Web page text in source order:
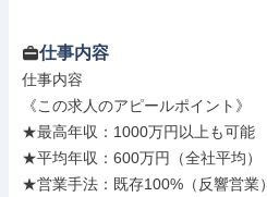
仕事内容
仕事内容
《この求人のアピールポイント》
★最高年収：1000万円以上も可能
★平均年収：600万円（全社平均）
★営業手法：既存100%（反響営業）